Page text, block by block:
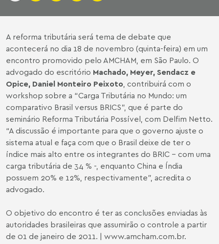
A reforma tributária será tema de debate que
acontecerá no dia 18 de novembro (quinta-feira) em um
encontro promovido pelo AMCHAM, em São Paulo. O
advogado do escritório Machado, Meyer, Sendacz e
Opice, Daniel Monteiro Peixoto, contribuirá com o
workshop sobre a “Carga Tributária no Mundo: um
comparativo Brasil versus BRICS”, que é parte do
seminário Reforma Tributária Possível, com Delfim Netto.
“A discussão é importante para que o governo ajuste o
sistema atual e faça com que o Brasil deixe de ter o
índice mais alto entre os integrantes do BRIC – com uma
carga tributária de 34 % -, enquanto China e Índia
possuem 20% e 12%, respectivamente”, acredita o
advogado.
O objetivo do encontro é ter as conclusões enviadas às
autoridades brasileiras que assumirão o controle a partir
de 01 de janeiro de 2011. | www.amcham.com.br.